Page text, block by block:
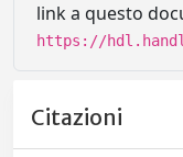
link a questo
https://
Citazioni